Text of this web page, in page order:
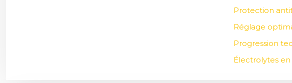
Protection
Réglage
Progression
Électrolytes